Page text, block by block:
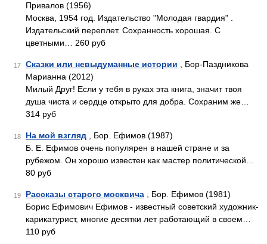
Привалов (1956)
Москва, 1954 год. Издательство "Молодая гвардия" .
Издательский переплет. Сохранность хорошая. С
цветными… 260 руб
17 Сказки или невыдуманные истории , Бор-Паздникова
Марианна (2012)
Милый Друг! Если у тебя в руках эта книга, значит твоя
душа чиста и сердце открыто для добра. Сохраним же…
314 руб
18 На мой взгляд , Бор. Ефимов (1987)
Б. Е. Ефимов очень популярен в нашей стране и за
рубежом. Он хорошо известен как мастер политической…
80 руб
19 Рассказы старого москвича , Бор. Ефимов (1981)
Борис Ефимович Ефимов - известный советский художник-
карикатурист, многие десятки лет работающий в своем…
110 руб